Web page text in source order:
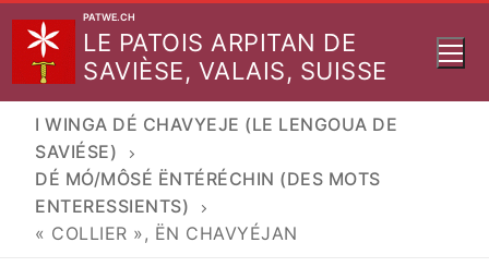
Aller
contenu
PATWE.CH
LE PATOIS ARPITAN DE
SAVIÈSE, VALAIS, SUISSE
I WINGA DÉ CHAVYEJE (LE LENGOUA DE
SAVIÉSE)
DÉ MÓ/MÔSÉ ËNTÉRÉCHIN (DES MOTS
ENTERESSIENTS)
« COLLIER », ËN CHAVYÉJAN